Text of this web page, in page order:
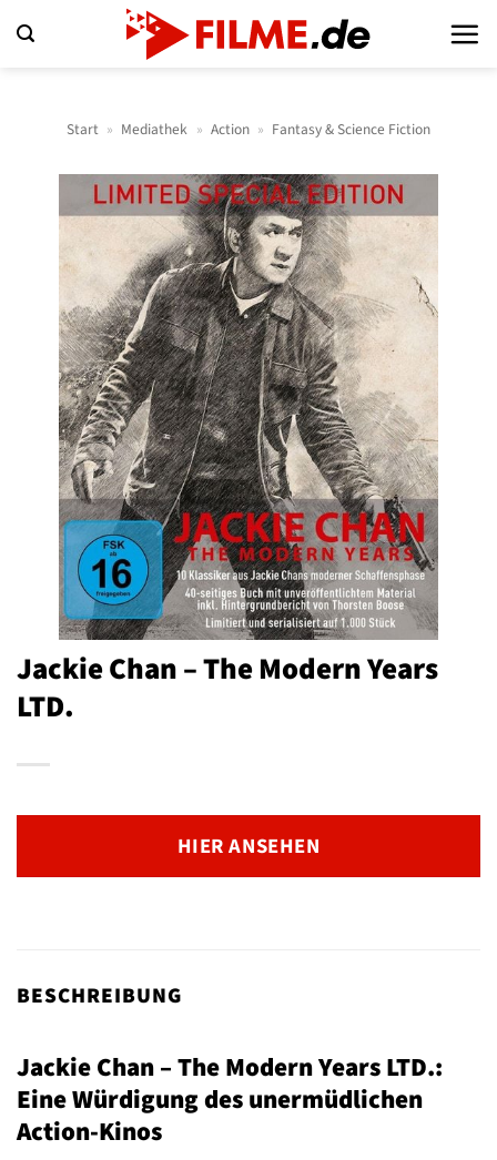
Inhalt
Start » Mediathek » Action » Fantasy & Science Fiction
Jackie Chan – The Modern Years
LTD.
HIER ANSEHEN
BESCHREIBUNG
Jackie Chan – The Modern Years LTD.:
Eine Würdigung des unermüdlichen
Action-Kinos